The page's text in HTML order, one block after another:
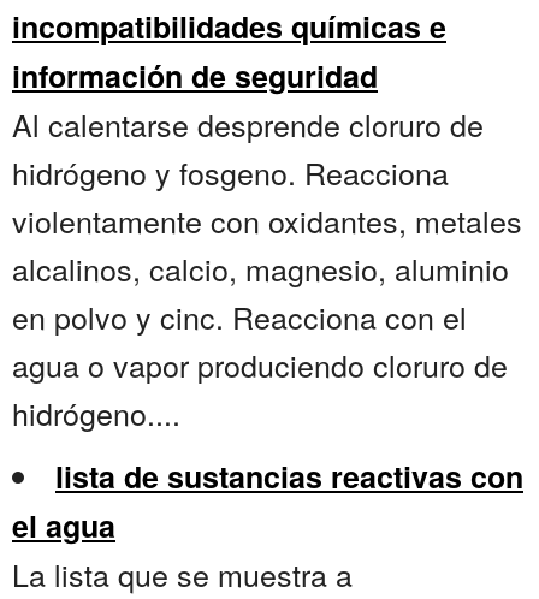
incompatibilidades químicas e
información de seguridad
Al calentarse desprende cloruro de
hidrógeno y fosgeno. Reacciona
violentamente con oxidantes, metales
alcalinos, calcio, magnesio, aluminio
en polvo y cinc. Reacciona con el
agua o vapor produciendo cloruro de
hidrógeno....
lista de sustancias reactivas con
el agua
La lista que se muestra a